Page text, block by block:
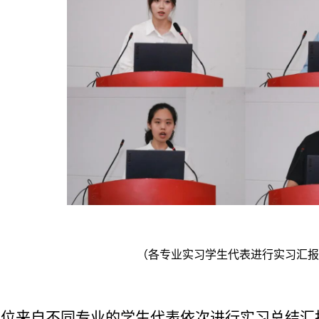
（各专业实习学生代表进行实习汇